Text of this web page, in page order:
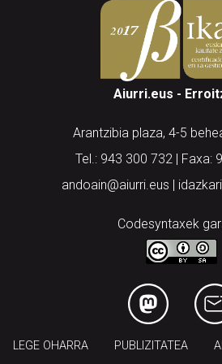
Aiurri.eus -
Arantzibia plaza, 4-5
Tel.: 943 300 732 | Faxa:
andoain@aiurri.eus |
Codesyntaxek
LEGE OHARRA PUBLIZITATEA